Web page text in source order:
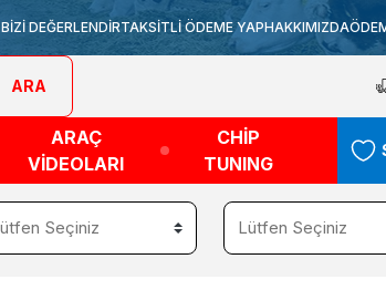
BİZİ DEĞERLENDİRTAKSİTLİ ÖDEME YAPHAKKIMIZDA
ARA
ARAÇ
VİDEOLARI
CHİP
TUNING